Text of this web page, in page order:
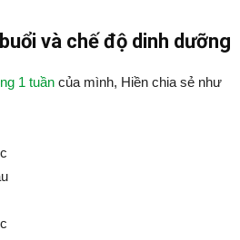
và chế độ dinh dưỡng
1 tuần của mình, Hiền chia sẻ như